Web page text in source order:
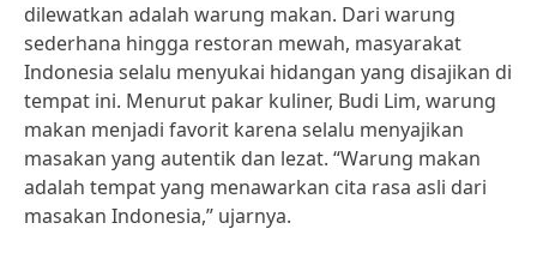
dilewatkan adalah warung makan. Dari warung
sederhana hingga restoran mewah, masyarakat
Indonesia selalu menyukai hidangan yang disajikan di
tempat ini. Menurut pakar kuliner, Budi Lim, warung
makan menjadi favorit karena selalu menyajikan
masakan yang autentik dan lezat. “Warung makan
adalah tempat yang menawarkan cita rasa asli dari
masakan Indonesia,” ujarnya.